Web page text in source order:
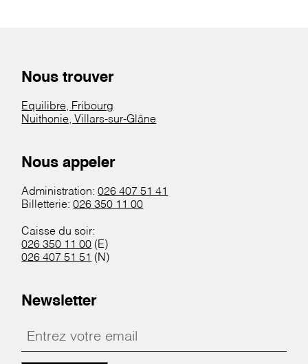
Nous trouver
Equilibre, Fribourg
Nuithonie, Villars-sur-Glâne
Nous appeler
Administration:026 407 51 41
Billetterie:026 350 11 00
Caisse du soir:
026 350 11 00 (E)
026 407 51 51 (N)
Newsletter